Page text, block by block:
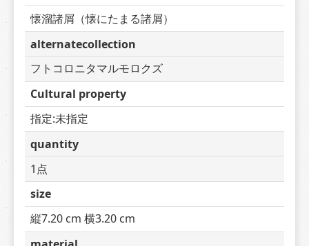
懐溜諸屑（懐にたまる諸屑）
alternatecollection
フトコロニタマルモロクズ
Cultural property
指定:未指定
quantity
1点
size
縦7.20 cm 横3.20 cm